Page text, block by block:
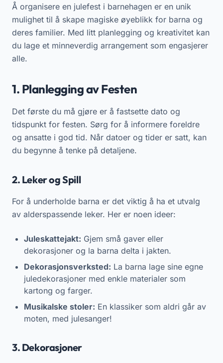
Å organisere en julefest i barnehagen er en unik
mulighet til å skape magiske øyeblikk for barna og
deres familier. Med litt planlegging og kreativitet kan
du lage et minneverdig arrangement som engasjerer
alle.
1. Planlegging av Festen
Det første du må gjøre er å fastsette dato og
tidspunkt for festen. Sørg for å informere foreldre
og ansatte i god tid. Når datoer og tider er satt, kan
du begynne å tenke på detaljene.
2. Leker og Spill
For å underholde barna er det viktig å ha et utvalg
av alderspassende leker. Her er noen ideer:
Juleskattejakt: Gjem små gaver eller
dekorasjoner og la barna delta i jakten.
Dekorasjonsverksted: La barna lage sine egne
juledekorasjoner med enkle materialer som
kartong og farger.
Musikalske stoler: En klassiker som aldri går av
moten, med julesanger!
3. Dekorasjoner